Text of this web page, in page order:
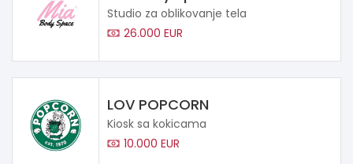
Studio za oblikovanje tela
26.000 EUR
LOV POPCORN
Kiosk sa kokicama
10.000 EUR